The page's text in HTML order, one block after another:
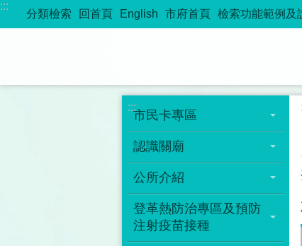
跳到主要內容區塊
:::
分類檢索 回首頁 English 市府首頁 檢索功能範例及
:::
市民卡專區
認識關廟
公所介紹
登革熱防治專區及預防
注射疫苗接種